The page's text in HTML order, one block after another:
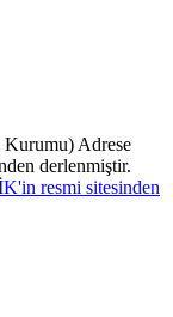
Adrese
derlenmiştir.
resmi sitesinden